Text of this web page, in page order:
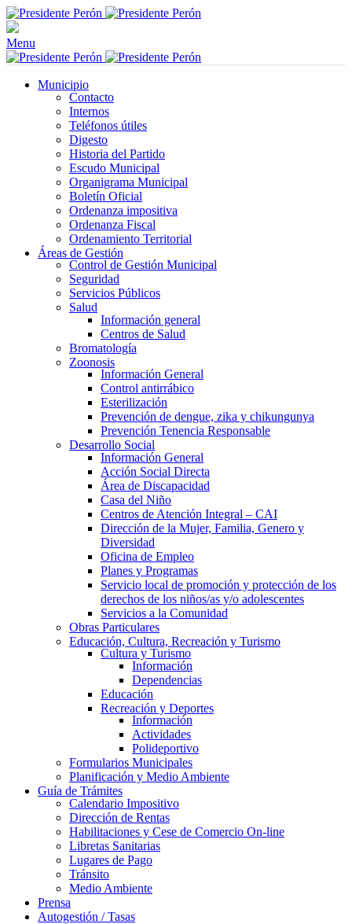
Menu
Municipio
Contacto
Internos
Teléfonos útiles
Digesto
Historia del Partido
Escudo Municipal
Organigrama Municipal
Boletín Oficial
Ordenanza impositiva
Ordenanza Fiscal
Ordenamiento Territorial
Áreas de Gestión
Control de Gestión Municipal
Seguridad
Servicios Públicos
Salud
Información general
Centros de Salud
Bromatología
Zoonosis
Información General
Control antirrábico
Esterilización
Prevención de dengue, zika y chikungunya
Prevención Tenencia Responsable
Desarrollo Social
Información General
Acción Social Directa
Área de Discapacidad
Casa del Niño
Centros de Atención Integral – CAI
Dirección de la Mujer, Familia, Genero y
Diversidad
Oficina de Empleo
Planes y Programas
Servicio local de promoción y protección de los
derechos de los niños/as y/o adolescentes
Servicios a la Comunidad
Obras Particulares
Educación, Cultura, Recreación y Turismo
Cultura y Turismo
Información
Dependencias
Educación
Recreación y Deportes
Información
Actividades
Polideportivo
Formularios Municipales
Planificación y Medio Ambiente
Guía de Trámites
Calendario Impositivo
Dirección de Rentas
Habilitaciones y Cese de Comercio On-line
Libretas Sanitarias
Lugares de Pago
Tránsito
Medio Ambiente
Prensa
Autogestión / Tasas